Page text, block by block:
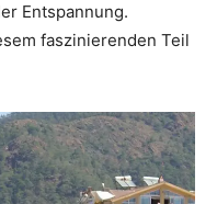
Entspannung.
faszinierenden Teil